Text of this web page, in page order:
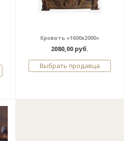
Кровать «1600х2000»
2080,00 руб.
Выбрать продавца